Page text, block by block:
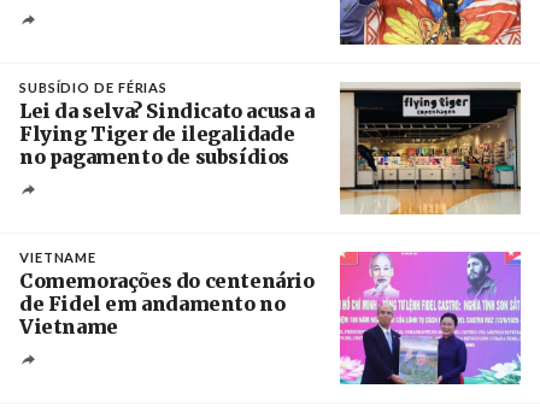
SUBSÍDIO DE FÉRIAS
Lei da selva? Sindicato acusa a
Flying Tiger de ilegalidade
no pagamento de subsídios
VIETNAME
Comemorações do centenário
de Fidel em andamento no
Vietname